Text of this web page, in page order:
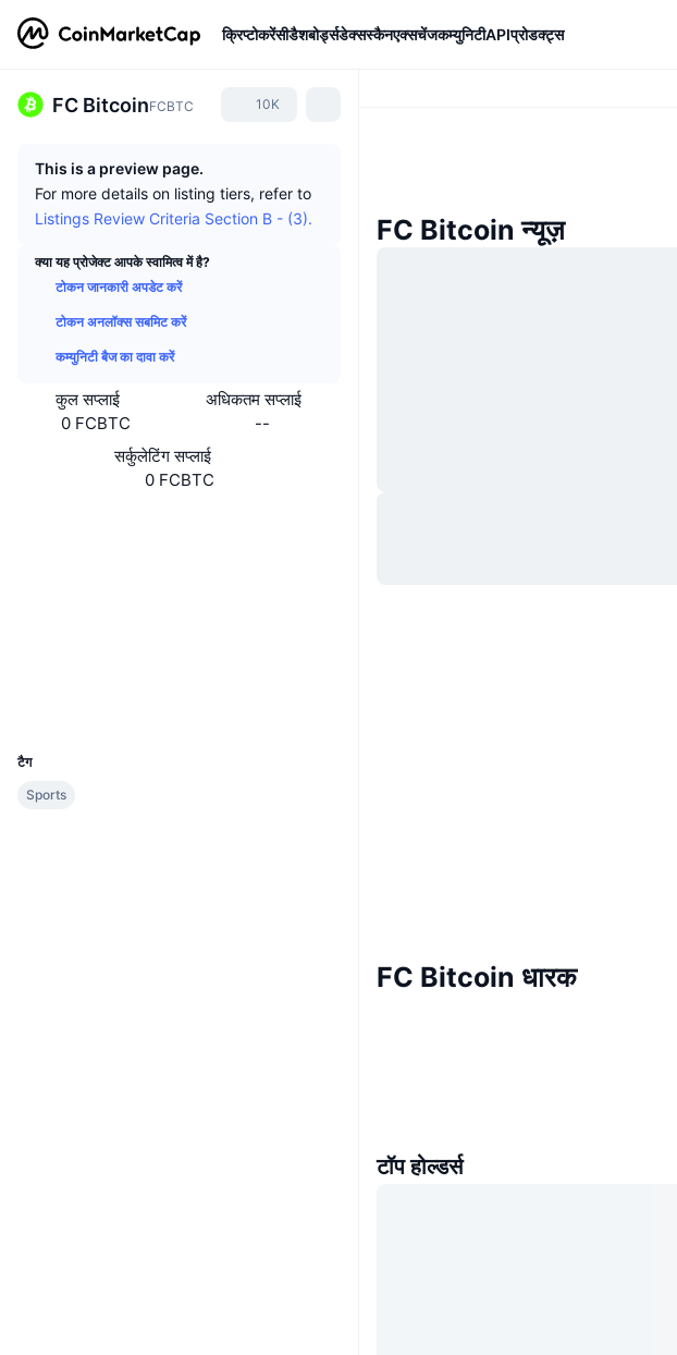
क्रिप्टोकरेंसीडैशबोर्ड्सडेक्सस्कैनएक्सचेंजकम्युनिटीAPIप्रोडक्ट्स
FC BitcoinFCBTC 10K
This is a preview page.
For more details on listing tiers, refer to
Listings Review Criteria Section B - (3).
क्या यह प्रोजेक्ट आपके स्वामित्व में है?
टोकन जानकारी अपडेट करें
टोकन अनलॉक्स सबमिट करें
कम्युनिटी बैज का दावा करें
कुल सप्लाई
0 FCBTC
अधिकतम सप्लाई
--
सर्कुलेटिंग सप्लाई
0 FCBTC
टैग
Sports
FC Bitcoin न्यूज़
FC Bitcoin धारक
टॉप होल्डर्स